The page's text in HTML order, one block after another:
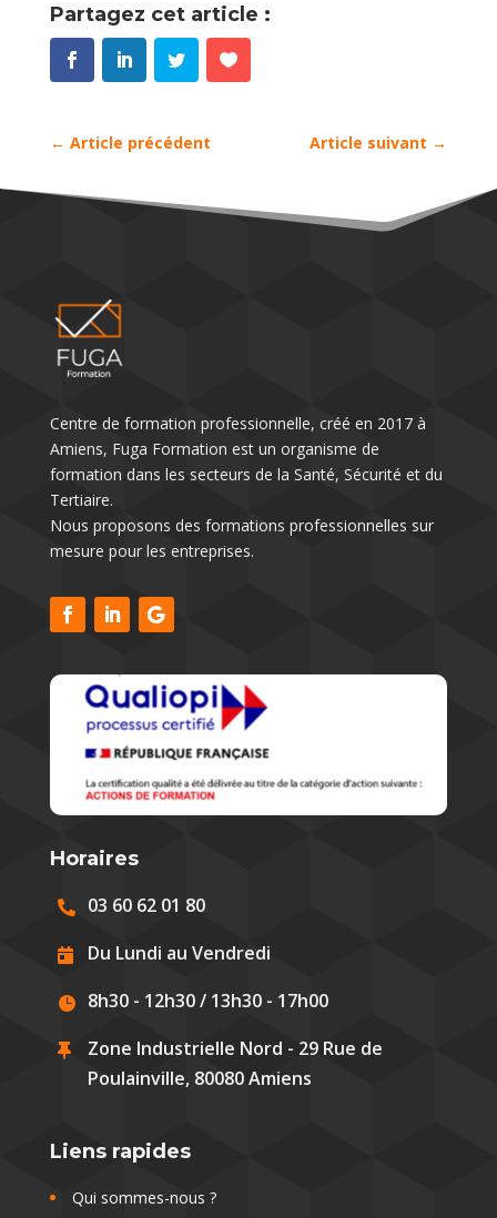
Partagez cet article :
← Article précédent Article suivant →
Centre de formation professionnelle, créé en 2017 à
Amiens, Fuga Formation est un organisme de
formation dans les secteurs de la Santé, Sécurité et du
Tertiaire.
Nous proposons des formations professionnelles sur
mesure pour les entreprises.
Horaires
 03 60 62 01 80
 Du Lundi au Vendredi
 8h30 - 12h30 / 13h30 - 17h00

Zone Industrielle Nord - 29 Rue de
Poulainville, 80080 Amiens
Liens rapides
Qui sommes-nous ?